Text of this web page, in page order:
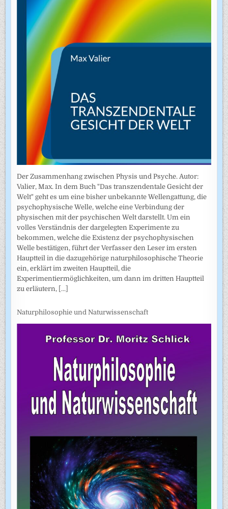
Der Zusammenhang zwischen Physis und Psyche. Autor:
Valier, Max. In dem Buch "Das transzendentale Gesicht der
Welt" geht es um eine bisher unbekannte Wellengattung, die
psychophysische Welle, welche eine Verbindung der
physischen mit der psychischen Welt darstellt. Um ein
volles Verständnis der dargelegten Experimente zu
bekommen, welche die Existenz der psychophysischen
Welle bestätigen, führt der Verfasser den Leser im ersten
Hauptteil in die dazugehörige naturphilosophische Theorie
ein, erklärt im zweiten Hauptteil, die
Experimentiermöglichkeiten, um dann im dritten Hauptteil
zu erläutern, [...]
Naturphilosophie und Naturwissenschaft